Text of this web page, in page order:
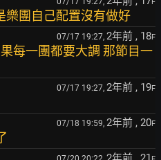
樂團自己配置沒有做好
07/17 19:27, 2年前 , 18F
每一團都要大調 那節目一
07/17 19:27, 2年前 , 19F
07/18 19:59, 2年前 , 20F